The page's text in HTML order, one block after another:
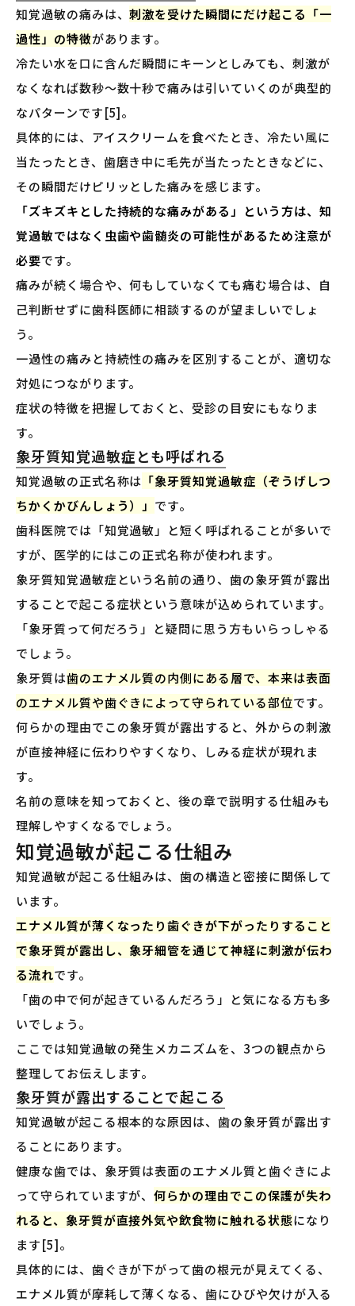
知覚過敏の痛みは、刺激を受けた瞬間にだけ起こる「一
過性」の特徴があります。
冷たい水を口に含んだ瞬間にキーンとしみても、刺激が
なくなれば数秒〜数十秒で痛みは引いていくのが典型的
なパターンです[5]。
具体的には、アイスクリームを食べたとき、冷たい風に
当たったとき、歯磨き中に毛先が当たったときなどに、
その瞬間だけピリッとした痛みを感じます。
「ズキズキとした持続的な痛みがある」という方は、知
覚過敏ではなく虫歯や歯髄炎の可能性があるため注意が
必要です。
痛みが続く場合や、何もしていなくても痛む場合は、自
己判断せずに歯科医師に相談するのが望ましいでしょ
う。
一過性の痛みと持続性の痛みを区別することが、適切な
対処につながります。
症状の特徴を把握しておくと、受診の目安にもなりま
す。
象牙質知覚過敏症とも呼ばれる
知覚過敏の正式名称は 「象牙質知覚過敏症（ぞうげしつ
ちかくかびんしょう）」 です。
歯科医院では「知覚過敏」と短く呼ばれることが多いで
すが、医学的にはこの正式名称が使われます。
象牙質知覚過敏症という名前の通り、歯の象牙質が露出
することで起こる症状という意味が込められています。
「象牙質って何だろう」と疑問に思う方もいらっしゃる
でしょう。
象牙質は歯のエナメル質の内側にある層で、本来は表面
のエナメル質や歯ぐきによって守られている部位です。
何らかの理由でこの象牙質が露出すると、外からの刺激
が直接神経に伝わりやすくなり、しみる症状が現れま
す。
名前の意味を知っておくと、後の章で説明する仕組みも
理解しやすくなるでしょう。
知覚過敏が起こる仕組み
知覚過敏が起こる仕組みは、歯の構造と密接に関係して
います。
エナメル質が薄くなったり歯ぐきが下がったりすること
で象牙質が露出し、象牙細管を通じて神経に刺激が伝わ
る流れです。
「歯の中で何が起きているんだろう」と気になる方も多
いでしょう。
ここでは知覚過敏の発生メカニズムを、3つの観点から
整理してお伝えします。
象牙質が露出することで起こる
知覚過敏が起こる根本的な原因は、歯の象牙質が露出す
ることにあります。
健康な歯では、象牙質は表面のエナメル質と歯ぐきによ
って守られていますが、何らかの理由でこの保護が失わ
れると、象牙質が直接外気や飲食物に触れる状態になり
ます[5]。
具体的には、歯ぐきが下がって歯の根元が見えてくる、
エナメル質が摩耗して薄くなる、歯にひびや欠けが入る